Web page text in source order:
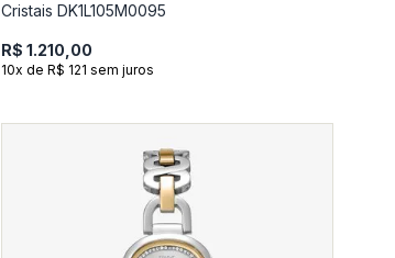
Cristais DK1L105M0095
R$ 1.210,00
10x de R$ 121 sem juros